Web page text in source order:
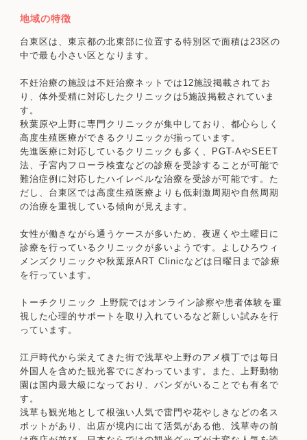
地域の特徴
台東区は、東京都の北東部に位置する特別区で面積は23区の
中で最も小さい区となります。
不妊治療の施設は不妊治療ネットでは12施設掲載されてお
り、体外受精に対応したクリニックは5施設掲載されていま
す。
秋葉原や上野に専門クリニックが集中しており、都心らしく
高度生殖医療ができるクリニックが揃っています。
先進医療に対応しているクリニックも多く、PGT-AやSEET
法、子宮内フローラ検査などの診療を受診することが可能で
難治症例に対応したハイレベルな治療を受診が可能です。た
だし、台東区では高度生殖医療よりも低刺激周期や自然周期
の治療を重視している傾向が見えます。
女性が働きながら通うケースが多いため、夜遅くや土曜日に
診療を行っているクリニックが多いようです。よしひろウィ
メンズクリニックや秋葉原ART Clinicなどは日曜日まで診療
を行っています。
トーチクリニック 上野院ではオンライン診察や患者体験を重
視した心理的サポートを取り入れているなど新しい試みを行
っています。
江戸時代から栄えてきた街で浅草や上野のアメ横丁では毎日
外国人を含めた観光客でにぎわっています。また、上野動物
園は国内最大級になっており、パンダがいることでも有名で
す。
浅草も観光地として根強い人気で雷門や花やしきなどの名ス
ポットがあり、出店が境内に出て活気がある他、浅草寺の前